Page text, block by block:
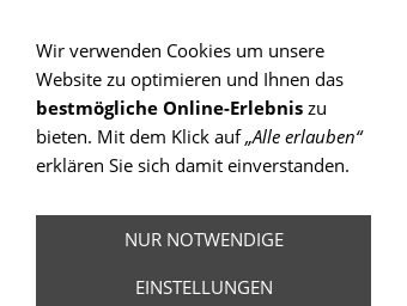
Website, die für mobile Geräte optimiert wurde.
Zur Desktop-Version
Hinweis nicht mehr anzeigen
Ferienhaus
Wir verwenden Cookies um unsere
Website zu optimieren und Ihnen das
bestmögliche Online-Erlebnis zu
bieten. Mit dem Klick auf„Alle erlauben“
erklären Sie sich damit einverstanden.
NUR NOTWENDIGE
EINSTELLUNGEN